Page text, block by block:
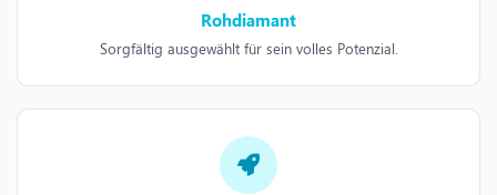
Rohdiamant
Sorgfältig ausgewählt für sein volles Potenzial.